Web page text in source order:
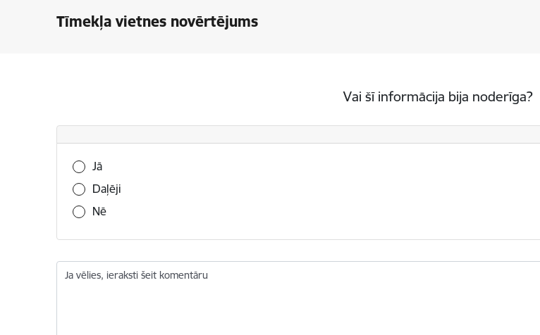
Tīmekļa vietnes novērtējums
Vai šī informācija bija noderīga?
Vai šī informācija bija noderīga?
Jā
Daļēji
Nē
Ja vēlies, ieraksti šeit komentāru